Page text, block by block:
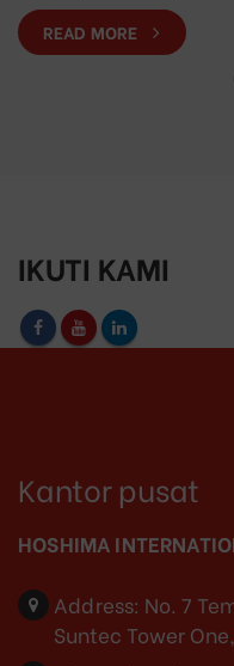
READ MORE
IKUTI KAMI
Kantor pusat
HOSHIMA
Address: No. 7
Suntec Tower